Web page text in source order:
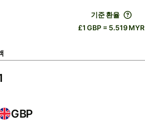
기준 환율
£1 GBP = 5.519 MYR
GBP